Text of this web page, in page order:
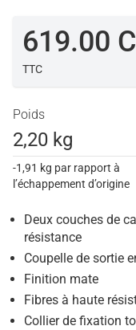
619.00
TTC
Poids
2,20 kg
-1,91 kg par rapport à
l’échappement d’origine
Deux couches de
résistance
Coupelle de sortie
Finition mate
Fibres à haute
Collier de fixation